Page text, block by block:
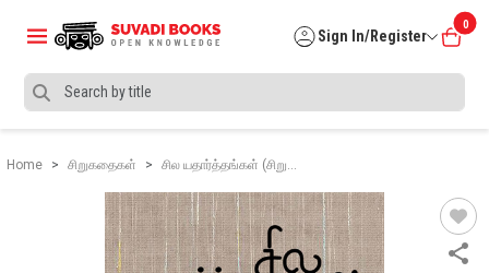
Sign In/Register
0
Home சிறுகதைகள் சில யதார்த்தங்கள் (சிறு…